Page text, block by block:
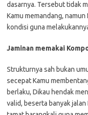
dasarnya. Tersebut tidak
Kamu memandang,
kondisi guna
Jaminan memakai
Strukturnya sah bukan
secepat Kamu
berlaku, Dikau hendak
valid, beserta banyak